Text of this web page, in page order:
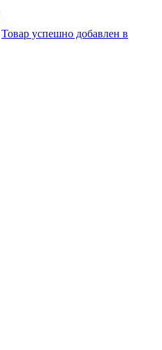
Товар успешно добавлен в